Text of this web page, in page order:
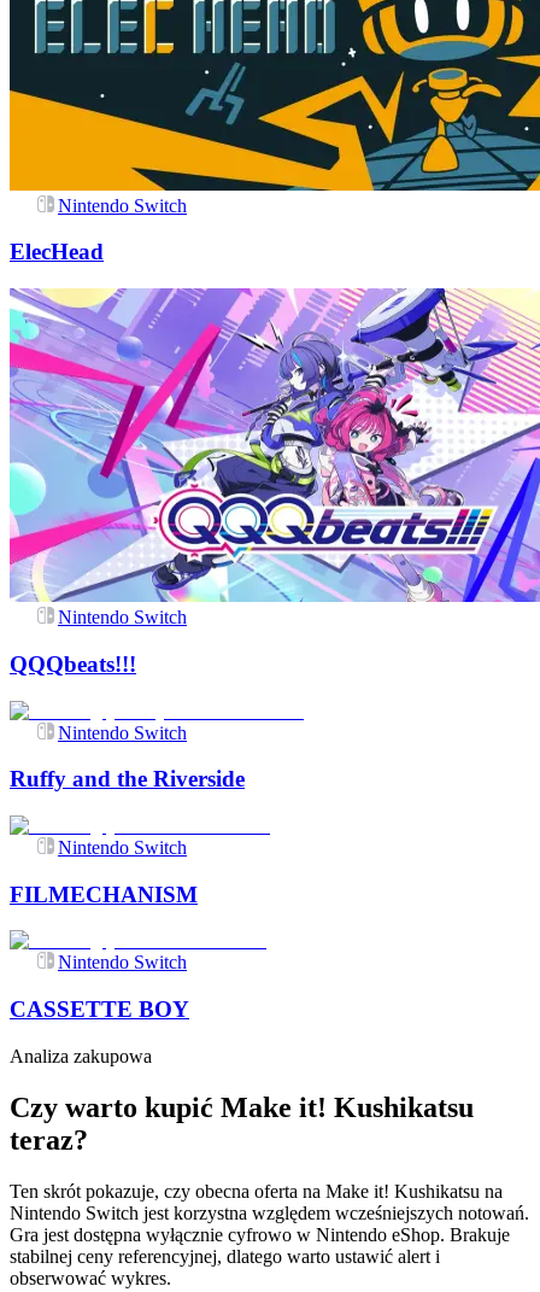
Nintendo Switch
ElecHead
Nintendo Switch
QQQbeats!!!
Nintendo Switch
Ruffy and the Riverside
Nintendo Switch
FILMECHANISM
Nintendo Switch
CASSETTE BOY
Analiza zakupowa
Czy warto kupić Make it! Kushikatsu
teraz?
Ten skrót pokazuje, czy obecna oferta na Make it! Kushikatsu na
Nintendo Switch jest korzystna względem wcześniejszych notowań.
Gra jest dostępna wyłącznie cyfrowo w Nintendo eShop. Brakuje
stabilnej ceny referencyjnej, dlatego warto ustawić alert i
obserwować wykres.